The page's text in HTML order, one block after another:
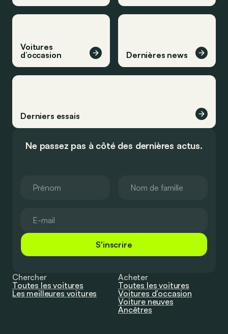
Voitures
d’occasion
Dernières news
Derniers essais
Ne passez pas à côté des dernières actus.
S'inscrire
Chercher
Toutes les voitures
Les meilleures voitures
Acheter
Toutes les voitures
Voitures d’occasion
Voiture neuves
Ancêtres